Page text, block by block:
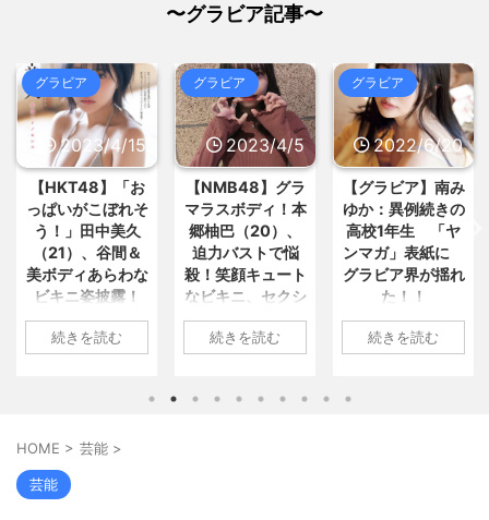
おすすめ NEW! (8/10 05:17)
【画像】外国人「日本の立ちんぼ
ガールやばすぎるwww / おまとめ :
おすすめ
NEW! (8/10 05:17)
【動画】もしも当時ドラクエ5が
アニメ化していたら‥‥こうなっ... / お
まとめ : おすすめ
NEW! (8/10 04:39)
俺「あのさ、曲がる財布使うの辞
めない？札曲がるよね」部下「？... /
おまとめ : おすすめ NEW! (8/10 04:19)
【悲報】花火大会、詐欺扱いされ
おまとめ : おすすめ NEW! (8/10 04:15)
気になるニュースまとめアンテナ
してる奴らって幾らならOKな... / 気に
なるニュースまとめアンテナ
00:00)
いーあんてな(#ﾟｗﾟ)
してから辞めたい」と吐露・・・... /
5chまとめMAP(総合) NEW! (8/10
06:15)
【悲報】キルア・ゾルディックさ
ん、ガチのゲイだった / 5chまとめ
MAP(総合)
NEW! (8/10 05:45)
【芸能】ケンドーコバヤシ、新型
コロナ感染で謎の後遺症続く「強... /
5chまとめMAP(総合) NEW! (8/10
05:41)
明石家さんま、どこでもドア不要
論を主張「俺は不便。おもしろく... /
5chまとめMAP(総合) NEW! (8/10
05:37)
【悲報】クラシックオーケスト
ラ、ゲーム音楽をやらないとガラガ...
/ 5chまとめMAP(総合) NEW! (8/10
海外「日本よ、お前がナンバーワ
〜グラビア記事〜
グラビア
2023/4/15
【HKT48】「お
っぱいがこぼれそ
う！」田中美久
（21）、谷間＆
美ボディあらわな
ビキニ姿披露！
「えっちいすぎ
る」絶賛の声殺到
HKT48の田中美久
さんは4月8日、自
身のInstagramを更
続きを読む
グラビア
2023/4/5
【NMB48】グラ
マラスボディ！本
郷柚巴（20）、
迫力バストで悩
殺！笑顔キュート
なビキニ、セクシ
ーニット、ランジ
ェリー姿披露
2023/04/01(土)
続きを読む
グラビア
2022/6/20
【グラビア】南み
ゆか：異例続きの
高校1年生 「ヤ
ンマガ」表紙に
グラビア界が揺れ
た！！
1: 名無しさん
2022/06/20(月)
続きを読む
HOME > 芸能 >
芸能